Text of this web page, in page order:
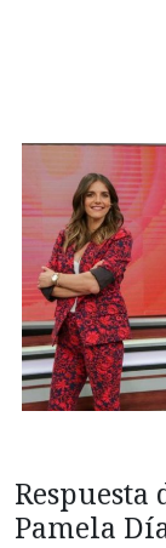
Respuesta
Pamela